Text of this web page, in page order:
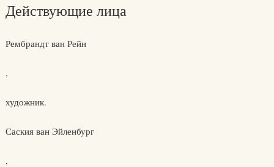
Действующие лица
Рембрандт ван Рейн
,
художник.
Саския ван Эйленбург
,